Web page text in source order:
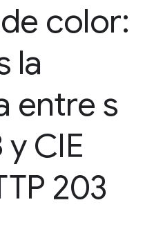
color:
la
entre s
y CIE
203